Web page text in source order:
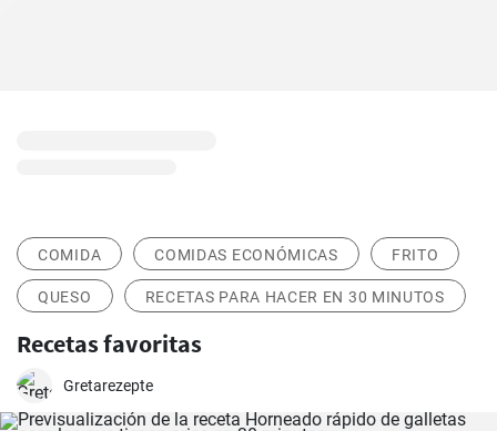
COMIDA COMIDAS ECONÓMICAS FRITO
QUESO RECETAS PARA HACER EN 30 MINUTOS
Recetas favoritas
Gretarezepte